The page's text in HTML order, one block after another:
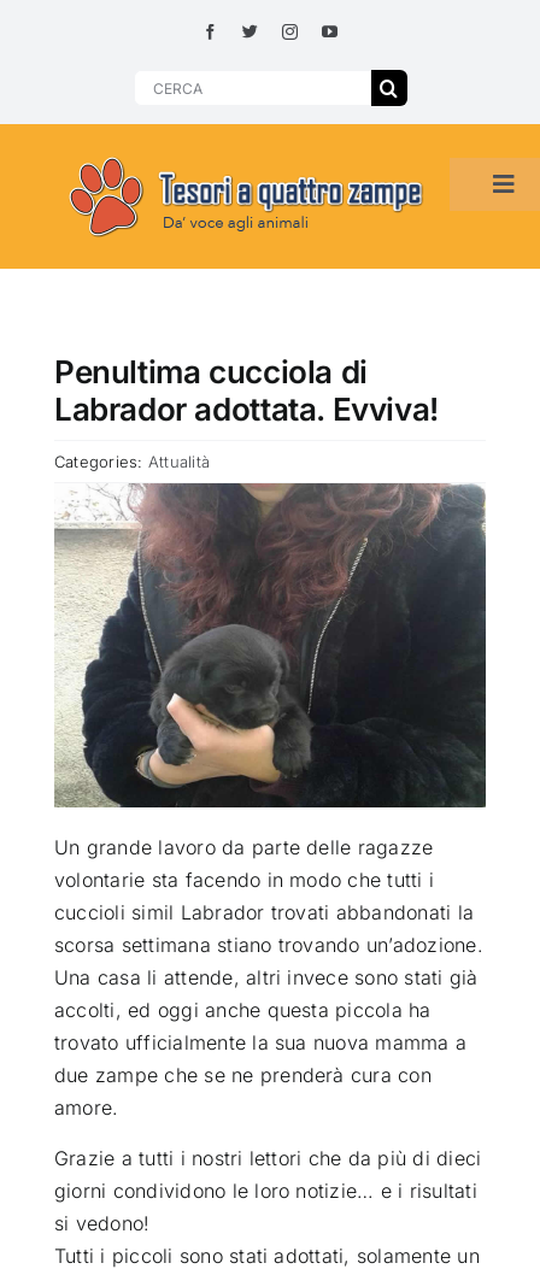
Search
HOME
ADOTTATI O RITROVATI
ATTUALITÀ
VIDEO
CHI SIAMO
SEMPRE CON ME
Penultima cucciola di
Labrador adottata. Evviva!
Categories: Attualità
Un grande lavoro da parte delle ragazze
volontarie sta facendo in modo che tutti i
cuccioli simil Labrador trovati abbandonati la
scorsa settimana stiano trovando un’adozione.
Una casa li attende, altri invece sono stati già
accolti, ed oggi anche questa piccola ha
trovato ufficialmente la sua nuova mamma a
due zampe che se ne prenderà cura con
amore.
Grazie a tutti i nostri lettori che da più di dieci
giorni condividono le loro notizie… e i risultati
si vedono!
Tutti i piccoli sono stati adottati, solamente un